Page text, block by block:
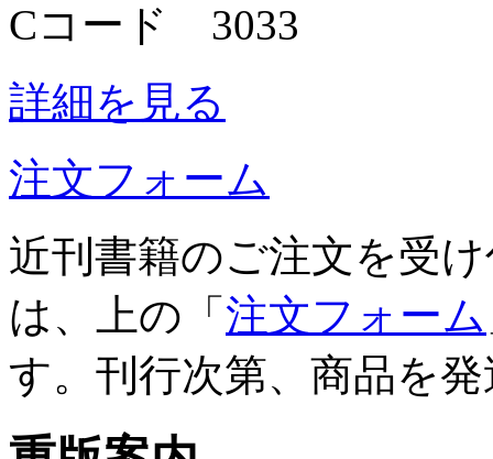
Cコード 3033
詳細を見る
注文フォーム
近刊書籍のご注文を受
は、上の「 注文フォーム
す。刊行次第、商品を